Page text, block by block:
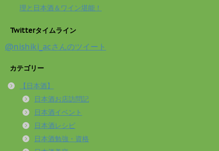
理と日本酒＆ワイン堪能！
Twitterタイムライン
@nishiki_acさんのツイート
カテゴリー
【日本酒】
日本酒お店訪問記
日本酒イベント
日本酒レシピ
日本酒勉強・資格